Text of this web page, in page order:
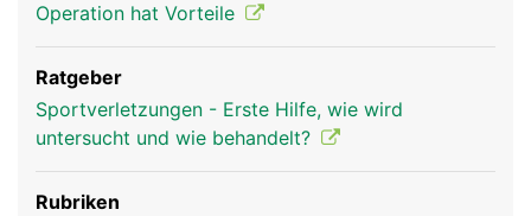
Operation hat Vorteile
Ratgeber
Sportverletzungen - Erste Hilfe, wie wird
untersucht und wie behandelt?
Rubriken